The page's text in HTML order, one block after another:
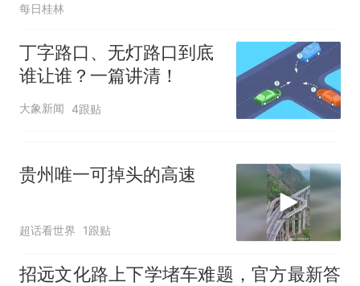
每日桂林
丁字路口、无灯路口到底
谁让谁？一篇讲清！
大象新闻 4跟贴
贵州唯一可掉头的高速
超话看世界 1跟贴
招远文化路上下学堵车难题，官方最新答